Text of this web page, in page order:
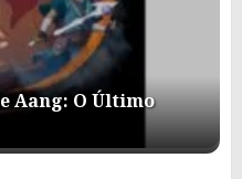
Aang: O Último